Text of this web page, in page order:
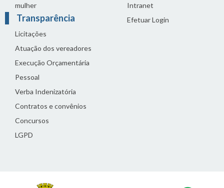
mulher
Transparência
Licitações
Atuação dos vereadores
Execução Orçamentária
Pessoal
Verba Indenizatória
Contratos e convênios
Concursos
LGPD
Intranet
Efetuar Login